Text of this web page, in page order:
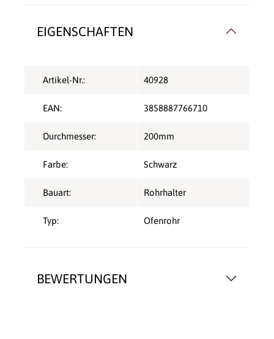
BEWERTUNGEN
EIGENSCHAFTEN
Artikel-Nr.: 40928
EAN: 3858887766710
Durchmesser: 200mm
Farbe: Schwarz
Bauart: Rohrhalter
Typ: Ofenrohr